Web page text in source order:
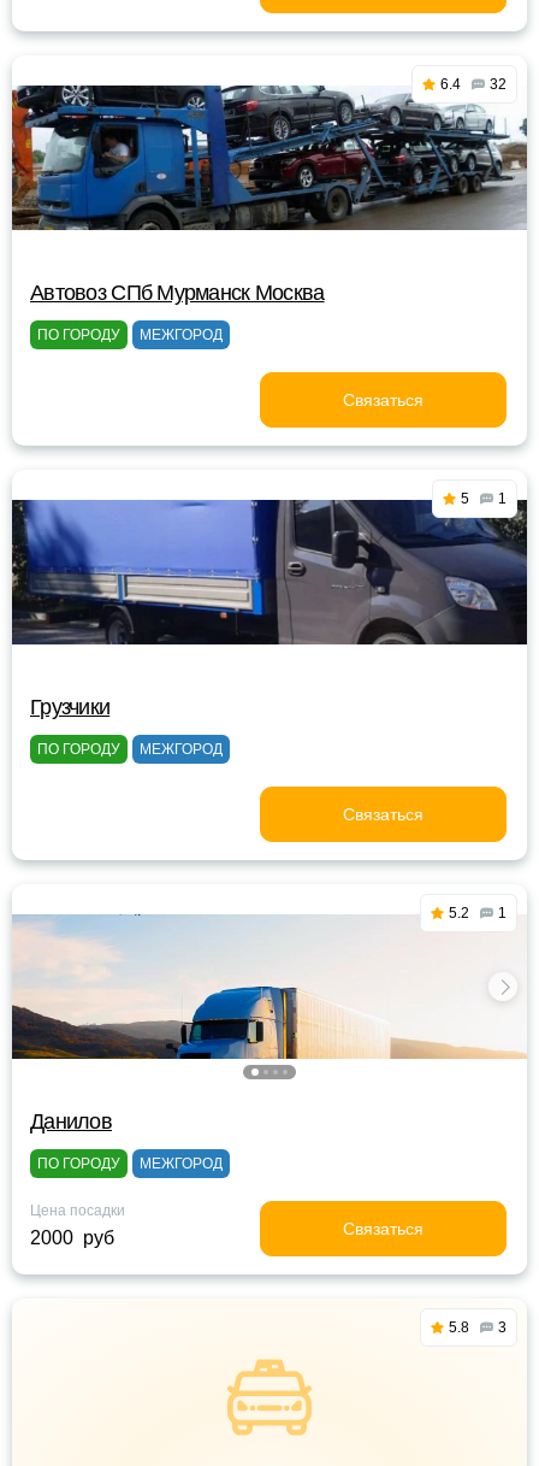
6.4 32
Автовоз СПб Мурманск Москва
ПО ГОРОДУ МЕЖГОРОД
Связаться
5 1
Грузчики
ПО ГОРОДУ МЕЖГОРОД
Связаться
5.2 1
Данилов
ПО ГОРОДУ МЕЖГОРОД
Цена посадки
2000 руб Связаться
5.8 3